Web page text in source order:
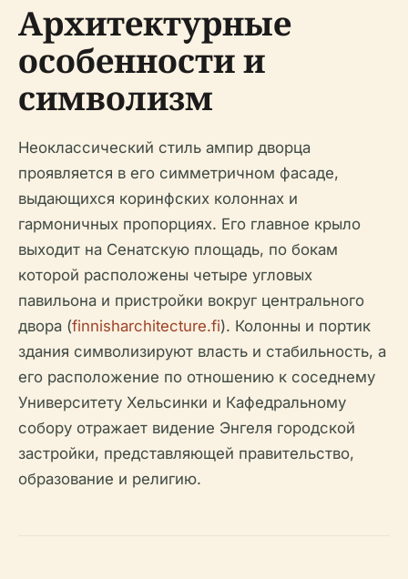
Архитектурные
особенности и
символизм
Неоклассический стиль ампир дворца
проявляется в его симметричном фасаде,
выдающихся коринфских колоннах и
гармоничных пропорциях. Его главное крыло
выходит на Сенатскую площадь, по бокам
которой расположены четыре угловых
павильона и пристройки вокруг центрального
двора (finnisharchitecture.fi). Колонны и портик
здания символизируют власть и стабильность, а
его расположение по отношению к соседнему
Университету Хельсинки и Кафедральному
собору отражает видение Энгеля городской
застройки, представляющей правительство,
образование и религию.